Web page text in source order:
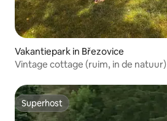
Vakantiepark in Březovice
Vintage cottage (ruim, in de natuur)
Superhost
Superhost